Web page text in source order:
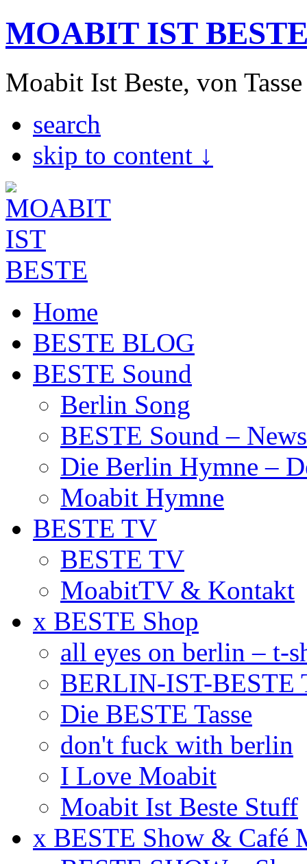
MOABIT IST
Moabit Ist Beste, von
search
skip to content ↓
Home
BESTE BLOG
BESTE Sound
Berlin Song
BESTE Sound –
Die Berlin Hymne –
Moabit Hymne
BESTE TV
BESTE TV
MoabitTV & Kontakt
x BESTE Shop
all eyes on berlin – t-
BERLIN-IST-BESTE
Die BESTE Tasse
don't fuck with berlin
I Love Moabit
Moabit Ist Beste Stuff
x BESTE Show & Café